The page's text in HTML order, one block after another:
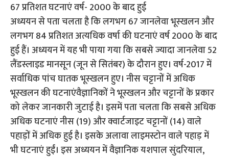
67 प्रतिशत घटनाएं वर्ष- 2000 के बाद हुई
अध्ययन से पता चलता है कि लगभग 67 जानलेवा भूस्खलन और
लगभग 84 प्रतिशत अत्यधिक वर्षा की घटनाएं वर्ष 2000 के बाद
हुई हैं। अध्ययन में यह भी पाया गया कि सबसे ज्यादा जानलेवा 52
लैंडस्लाइड मानसून (जून से सितंबर) के दौरान हुए। वर्ष-2017 में
सर्वाधिक पांच घातक भूस्खलन हुए। नीस चट्टानों में अधिक
भूस्खलन की घटनाएंवैज्ञानिकों ने भूस्खलन और चट्टानों के प्रकार
को लेकर जानकारी जुटाई है। इसमें पता चलता कि सबसे अधिक
अधिक घटनाएं नीस (19) और क्वार्टजाइट चट्टानों (14) वाले
पहाड़ों में अधिक हुई है। इसके अलावा लाइमस्टोन वाले पहाड़ में
भी घटनाएं हुईं। इस अध्ययन में वैज्ञानिक यशपाल सुंदरियाल,